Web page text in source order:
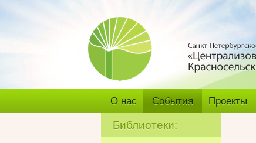
О нас События Проекты
Библиотеки: